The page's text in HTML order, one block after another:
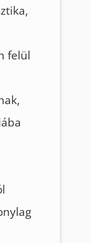
felül